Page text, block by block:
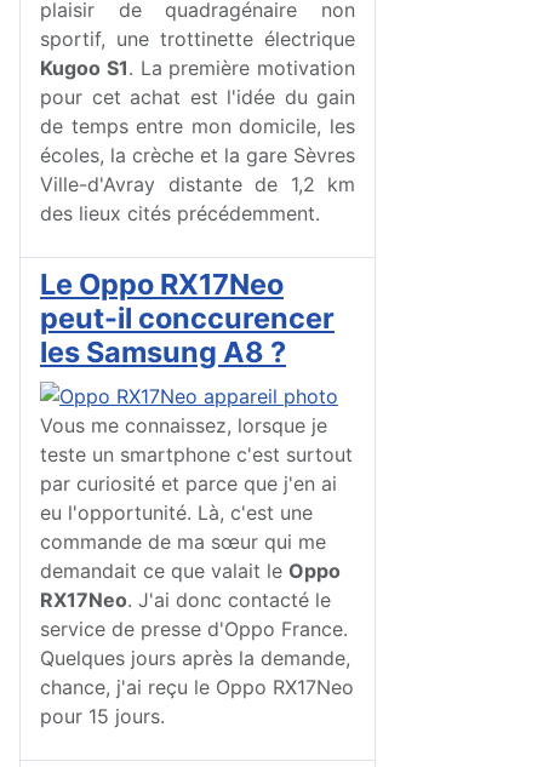
plaisir de quadragénaire non
sportif, une trottinette électrique
Kugoo S1. La première motivation
pour cet achat est l'idée du gain
de temps entre mon domicile, les
écoles, la crèche et la gare Sèvres
Ville-d'Avray distante de 1,2 km
des lieux cités précédemment.
Le Oppo RX17Neo
peut-il conccurencer
les Samsung A8 ?
Vous me connaissez, lorsque je
teste un smartphone c'est surtout
par curiosité et parce que j'en ai
eu l'opportunité. Là, c'est une
commande de ma sœur qui me
demandait ce que valait le Oppo
RX17Neo. J'ai donc contacté le
service de presse d'Oppo France.
Quelques jours après la demande,
chance, j'ai reçu le Oppo RX17Neo
pour 15 jours.